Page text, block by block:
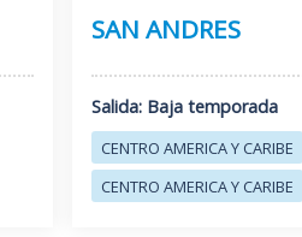
SAN ANDRES
Salida: Baja temporada
CENTRO AMERICA Y CARIBE
CENTRO AMERICA Y CARIBE